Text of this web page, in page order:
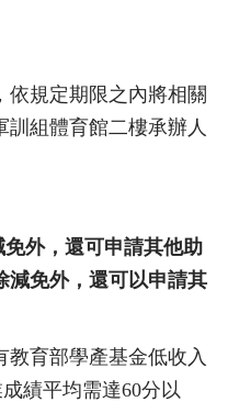
依規定期限之內將相關
組體育館二樓承辦人
外，還可申請其他助
減免外，還可以申請其
育部學產基金低收入
績平均需達60分以